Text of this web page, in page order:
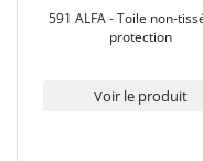
591 ALFA - Toile non-
protection
Voir le produit